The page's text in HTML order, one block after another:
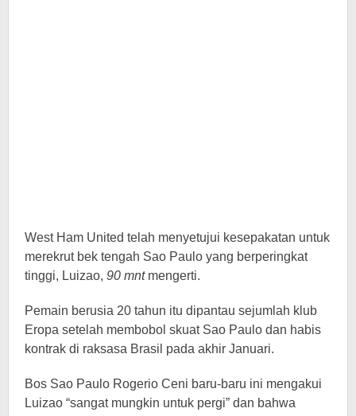
West Ham United telah menyetujui kesepakatan untuk
merekrut bek tengah Sao Paulo yang berperingkat
tinggi, Luizao, 90 mntmengerti.
Pemain berusia 20 tahun itu dipantau sejumlah klub
Eropa setelah membobol skuat Sao Paulo dan habis
kontrak di raksasa Brasil pada akhir Januari.
Bos Sao Paulo Rogerio Ceni baru-baru ini mengakui
Luizao “sangat mungkin untuk pergi” dan bahwa